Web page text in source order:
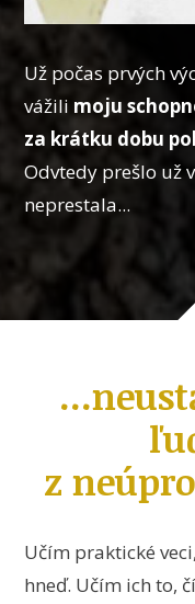
Už počas prvých
vážili moju
za krátku dobu
Odvtedy prešlo už
neprestala...
z
Učím praktické
hneď. Učím ich to,